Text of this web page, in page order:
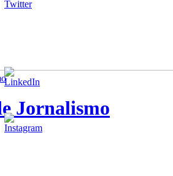
Jornalismo